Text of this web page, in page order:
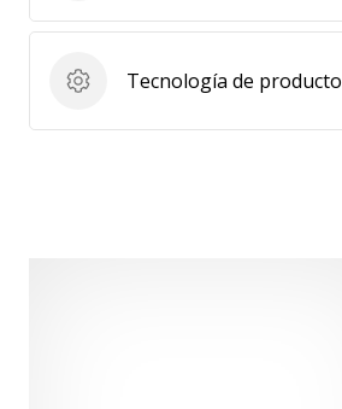
Tecnología de producto
Tecnología de producto